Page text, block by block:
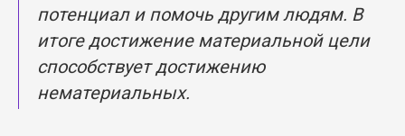
потенциал и помочь другим людям. В
итоге достижение материальной цели
способствует достижению
нематериальных.